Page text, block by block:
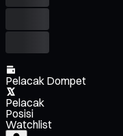
Pelacak Dompet
Pelacak
Posisi
Watchlist